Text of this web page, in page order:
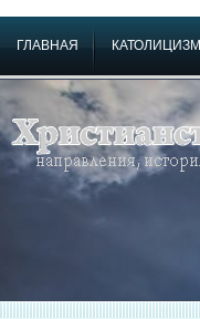
ГЛАВНАЯ КАТОЛИЦИЗМ